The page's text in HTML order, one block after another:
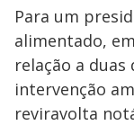
Para um
alimentado,
relação a duas
intervenção
reviravolta